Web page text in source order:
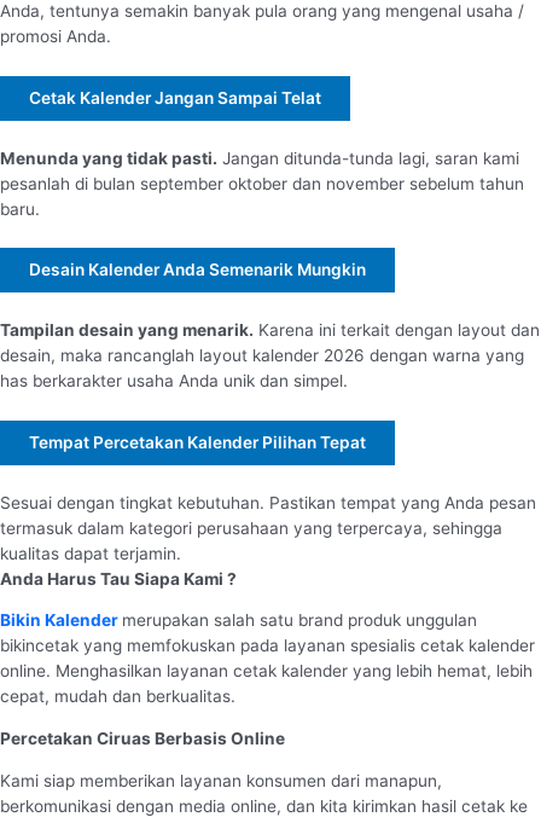
Anda, tentunya semakin banyak pula orang yang mengenal usaha /
promosi Anda.
Cetak Kalender Jangan Sampai Telat
Menunda yang tidak pasti. Jangan ditunda-tunda lagi, saran kami
pesanlah di bulan september oktober dan november sebelum tahun
baru.
Desain Kalender Anda Semenarik Mungkin
Tampilan desain yang menarik. Karena ini terkait dengan layout dan
desain, maka rancanglah layout kalender 2026 dengan warna yang
has berkarakter usaha Anda unik dan simpel.
Tempat Percetakan Kalender Pilihan Tepat
Sesuai dengan tingkat kebutuhan. Pastikan tempat yang Anda pesan
termasuk dalam kategori perusahaan yang terpercaya, sehingga
kualitas dapat terjamin.
Anda Harus Tau Siapa Kami ?
Bikin Kalender merupakan salah satu brand produk unggulan
bikincetak yang memfokuskan pada layanan spesialis cetak kalender
online. Menghasilkan layanan cetak kalender yang lebih hemat, lebih
cepat, mudah dan berkualitas.
Percetakan Ciruas Berbasis Online
Kami siap memberikan layanan konsumen dari manapun,
berkomunikasi dengan media online, dan kita kirimkan hasil cetak ke